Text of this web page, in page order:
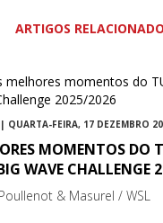
ARTIGOS
| QUARTA-FEIRA, 17 DEZEMBRO
MOMENTOS DO
WAVE CHALLENGE
& Masurel / WSL